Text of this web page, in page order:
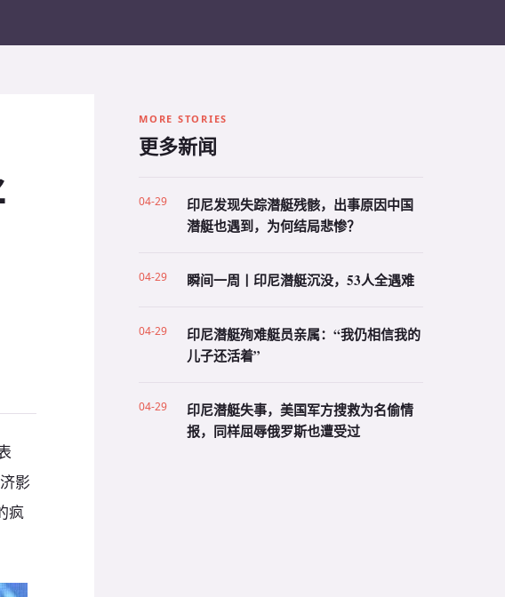
影
疯
MORE STORIES
更多新闻
04-29
印尼发现失踪潜艇残骸，出事原因中国
潜艇也遇到，为何结局悲惨？
04-29 瞬间一周丨印尼潜艇沉没，53人全遇难
04-29
印尼潜艇殉难艇员亲属：“我仍相信我的
儿子还活着”
04-29
印尼潜艇失事，美国军方搜救为名偷情
报，同样屈辱俄罗斯也遭受过